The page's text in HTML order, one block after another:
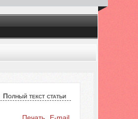
Полный текст статьи